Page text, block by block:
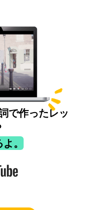
で作ったレッ
よ。